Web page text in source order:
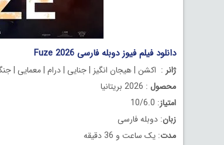
دانلود فیلم فیوز دوبله فارسی Fuze 2026
ژانر : اکشن | هیجان انگیز | جنایی | درام | معمایی |
محصول : 2026 بریتانیا
امتیاز: 10/6.0
زبان: دوبله فارسی
مدت: یک ساعت و 36 دقیقه